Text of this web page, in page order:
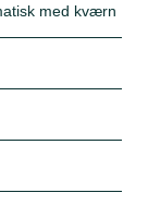
med kværn